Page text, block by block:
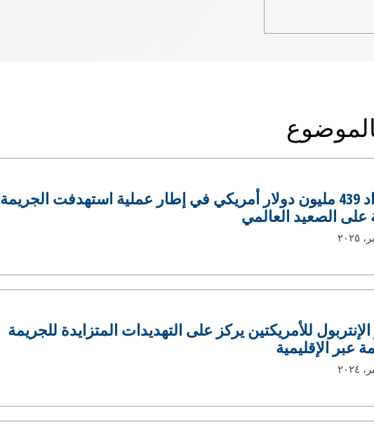
استرداد 439 مليون دولار أمريكي في إطار عملية استهدفت الجريمة
على الصعيد العالمي
للأمريكتين يركز على التهديدات المتزايدة للجريمة
عبر الإقليمية